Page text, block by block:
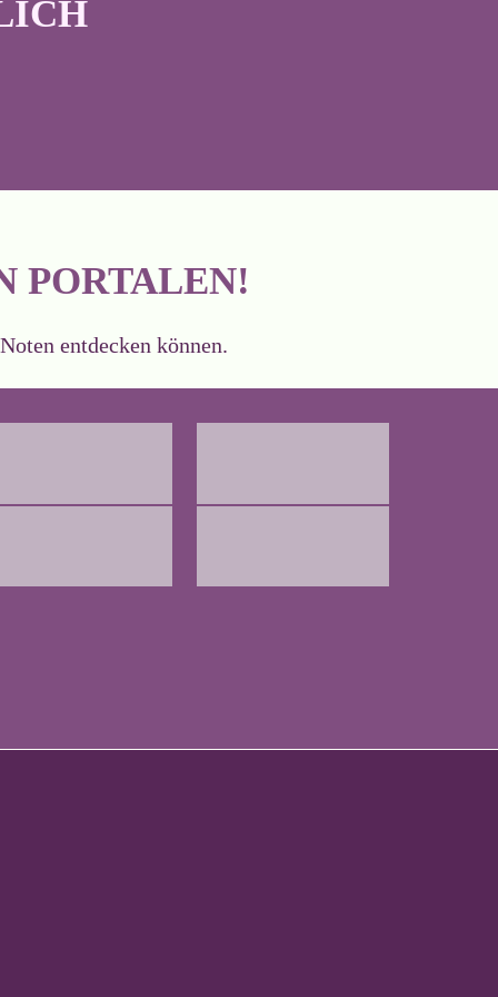
PORTALEN!
entdecken können.